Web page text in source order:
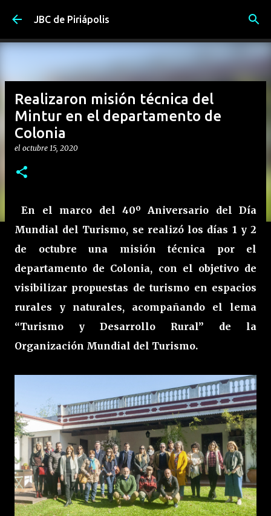
Ir al contenido principal
JBC de Piriápolis
Realizaron misión técnica del
Mintur en el departamento de
Colonia
el octubre 15, 2020
En el marco del 40º Aniversario del Día
Mundial del Turismo, se realizó los días 1 y 2
de octubre una misión técnica por el
departamento de Colonia, con el objetivo de
visibilizar propuestas de turismo en espacios
rurales y naturales, acompañando el lema
“Turismo y Desarrollo Rural” de la
Organización Mundial del Turismo.